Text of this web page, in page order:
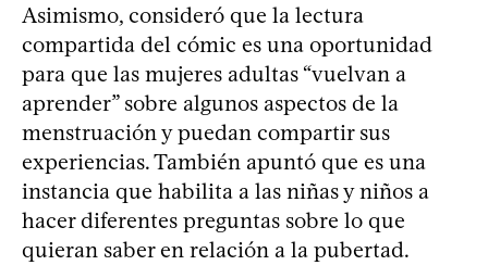
Asimismo, consideró que la lectura
compartida del cómic es una oportunidad
para que las mujeres adultas “vuelvan a
aprender” sobre algunos aspectos de la
menstruación y puedan compartir sus
experiencias. También apuntó que es una
instancia que habilita a las niñas y niños a
hacer diferentes preguntas sobre lo que
quieran saber en relación a la pubertad.